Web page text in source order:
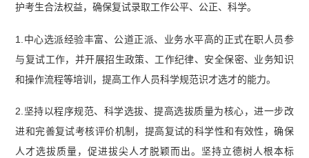
护考生合法权益，确保复试录取工作公平、公正、科学。
1.中心选派经验丰富、公道正派、业务水平高的正式在职人员参
与复试工作，并开展招生政策、工作纪律、安全保密、业务知识
和操作流程等培训，提高工作人员科学规范识才选才的能力。
2.坚持以程序规范、科学选拔、提高选拔质量为核心，进一步改
进和完善复试考核评价机制，提高复试的科学性和有效性，确保
人才选拔质量，促进拔尖人才脱颖而出。坚持立德树人根本标